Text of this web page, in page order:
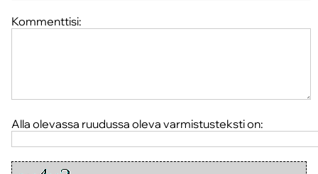
Kommenttisi:
Alla olevassa ruudussa oleva varmistusteksti on: